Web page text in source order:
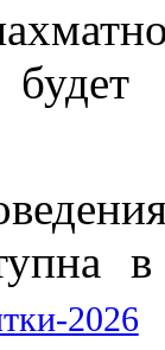
2026